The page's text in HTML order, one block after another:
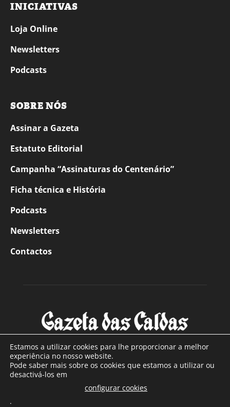
INICIATIVAS
Loja Online
Newsletters
Podcasts
SOBRE NÓS
Assinar a Gazeta
Estatuto Editorial
Campanha “Assinaturas do Centenário”
Ficha técnica e História
Podcasts
Newsletters
Contactos
SOBRE NÓS
Com sede nas Caldas da Rainha e mais de 90 anos de
Estamos a utilizar cookies para lhe proporcionar a melhor
experiência no nosso website.
Pode saber mais sobre os cookies que estamos a utilizar ou
desactivá-los em
configurar cookies
.